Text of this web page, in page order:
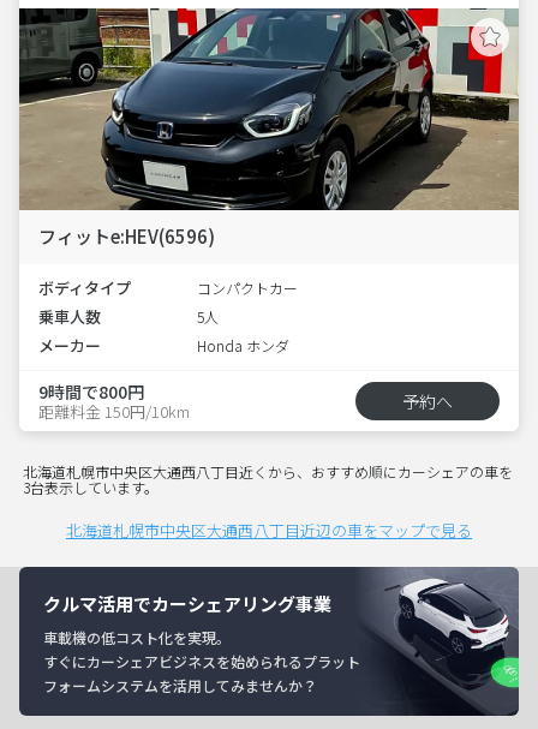
フィットe:HEV(6596)
ボディタイプ コンパクトカー
乗車人数 5人
メーカー Honda ホンダ
9時間で800円
距離料金 150円/10km 予約へ
北海道札幌市中央区大通西八丁目近くから、おすすめ順にカーシェアの車を
3台表示しています。
北海道札幌市中央区大通西八丁目近辺の車をマップで見る
クルマ活用でカーシェアリング事業
車載機の低コスト化を実現。
すぐにカーシェアビジネスを始められるプラット
フォームシステムを活用してみませんか？